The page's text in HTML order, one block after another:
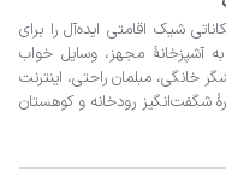
تجربه کنید.